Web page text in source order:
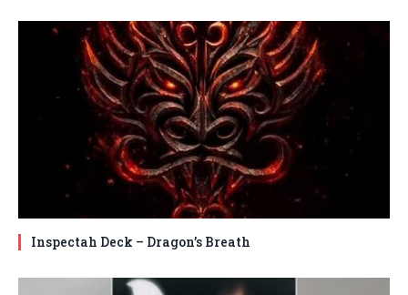
Inspectah Deck – Dragon’s Breath